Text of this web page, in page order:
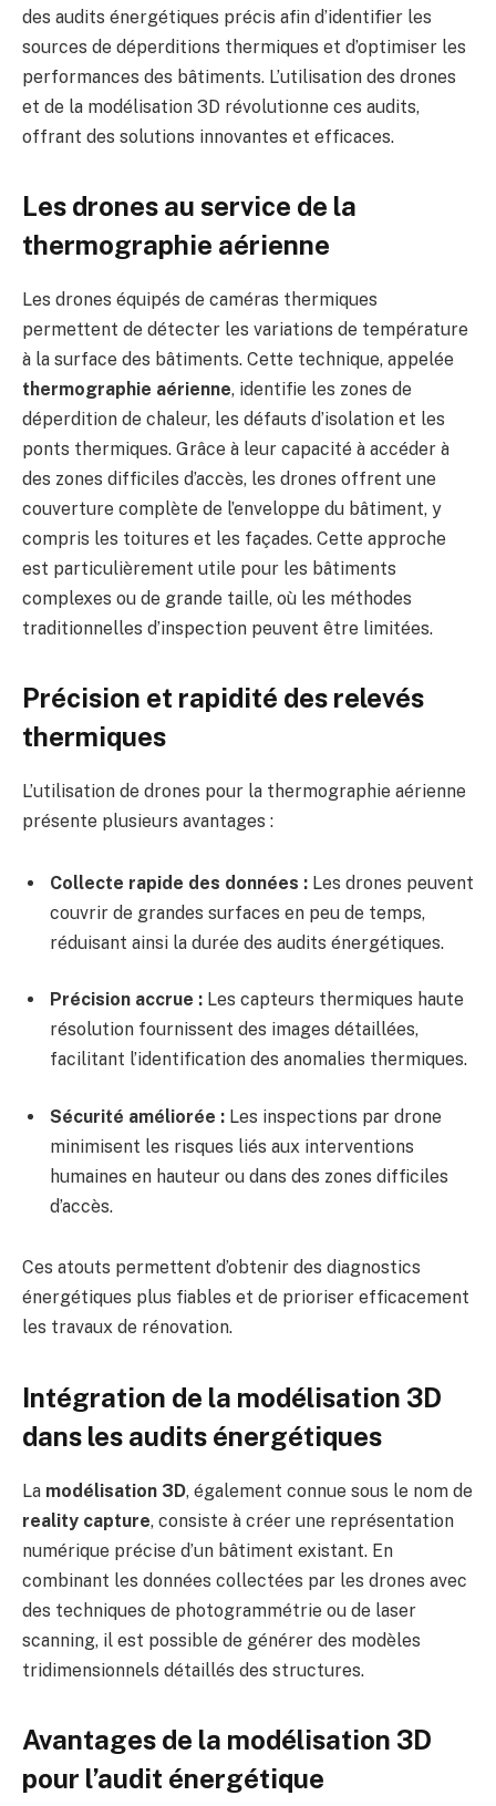
des audits énergétiques précis afin d’identifier les
sources de déperditions thermiques et d’optimiser les
performances des bâtiments. L’utilisation des drones
et de la modélisation 3D révolutionne ces audits,
offrant des solutions innovantes et efficaces.
Les drones au service de la
thermographie aérienne
Les drones équipés de caméras thermiques
permettent de détecter les variations de température
à la surface des bâtiments. Cette technique, appelée
thermographie aérienne, identifie les zones de
déperdition de chaleur, les défauts d’isolation et les
ponts thermiques. Grâce à leur capacité à accéder à
des zones difficiles d’accès, les drones offrent une
couverture complète de l’enveloppe du bâtiment, y
compris les toitures et les façades. Cette approche
est particulièrement utile pour les bâtiments
complexes ou de grande taille, où les méthodes
traditionnelles d’inspection peuvent être limitées.
Précision et rapidité des relevés
thermiques
L’utilisation de drones pour la thermographie aérienne
présente plusieurs avantages :
Collecte rapide des données : Les drones peuvent
couvrir de grandes surfaces en peu de temps,
réduisant ainsi la durée des audits énergétiques.
Précision accrue : Les capteurs thermiques haute
résolution fournissent des images détaillées,
facilitant l’identification des anomalies thermiques.
Sécurité améliorée : Les inspections par drone
minimisent les risques liés aux interventions
humaines en hauteur ou dans des zones difficiles
d’accès.
Ces atouts permettent d’obtenir des diagnostics
énergétiques plus fiables et de prioriser efficacement
les travaux de rénovation.
Intégration de la modélisation 3D
dans les audits énergétiques
La modélisation 3D, également connue sous le nom de
reality capture, consiste à créer une représentation
numérique précise d’un bâtiment existant. En
combinant les données collectées par les drones avec
des techniques de photogrammétrie ou de laser
scanning, il est possible de générer des modèles
tridimensionnels détaillés des structures.
Avantages de la modélisation 3D
pour l’audit énergétique